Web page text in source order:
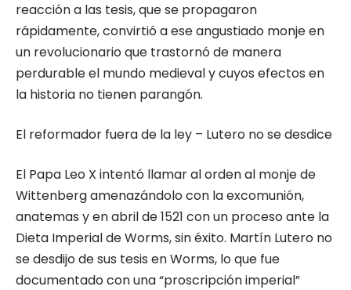
reacción a las tesis, que se propagaron
rápidamente, convirtió a ese angustiado monje en
un revolucionario que trastornó de manera
perdurable el mundo medieval y cuyos efectos en
la historia no tienen parangón.
El reformador fuera de la ley – Lutero no se desdice
El Papa Leo X intentó llamar al orden al monje de
Wittenberg amenazándolo con la excomunión,
anatemas y en abril de 1521 con un proceso ante la
Dieta Imperial de Worms, sin éxito. Martín Lutero no
se desdijo de sus tesis en Worms, lo que fue
documentado con una “proscripción imperial”